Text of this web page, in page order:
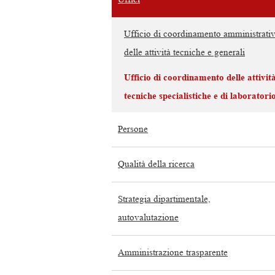
Ufficio di coordinamento
delle attività tecniche e generali
Ufficio di coordinamento delle attività
tecniche specialistiche e di laboratorio
Persone
Qualità della ricerca
Strategia dipartimentale,
autovalutazione
Amministrazione trasparente